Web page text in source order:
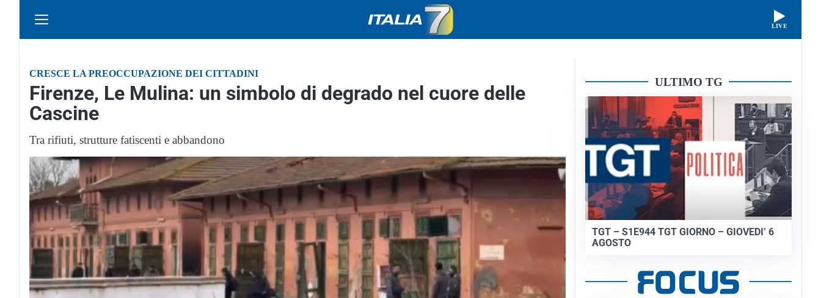
LIVE
CRESCE LA PREOCCUPAZIONE DEI CITTADINI
Firenze, Le Mulina: un simbolo di degrado nel cuore delle
Cascine
Tra rifiuti, strutture fatiscenti e abbandono
ULTIMO TG
TGT – S1E944 TGT GIORNO – GIOVEDI’ 6
AGOSTO